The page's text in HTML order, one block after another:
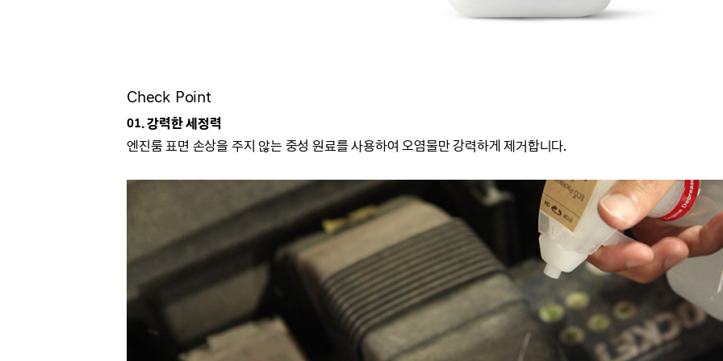
Check Point
01. 강력한 세정력
엔진룸 표면 손상을 주지 않는 중성 원료를 사용하여 오염물만 강력하게 제거합니다.